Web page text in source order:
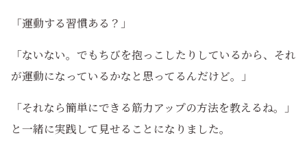
「運動する習慣ある？」
「ないない。でもちびを抱っこしたりしているから、それ
が運動になっているかなと思ってるんだけど。」
「それなら簡単にできる筋力アップの方法を教えるね。」
と一緒に実践して見せることになりました。